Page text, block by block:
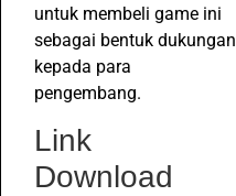
untuk membeli game ini
sebagai bentuk dukungan
kepada para
pengembang.
Link
Download